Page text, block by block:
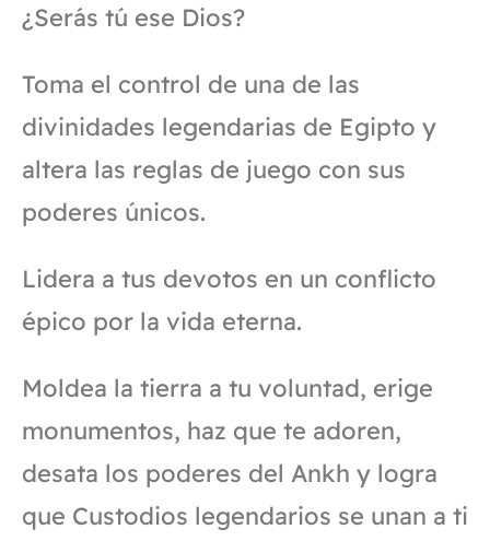
¿Serás tú ese Dios?
Toma el control de una de las
divinidades legendarias de Egipto y
altera las reglas de juego con sus
poderes únicos.
Lidera a tus devotos en un conflicto
épico por la vida eterna.
Moldea la tierra a tu voluntad, erige
monumentos, haz que te adoren,
desata los poderes del Ankh y logra
que Custodios legendarios se unan a ti